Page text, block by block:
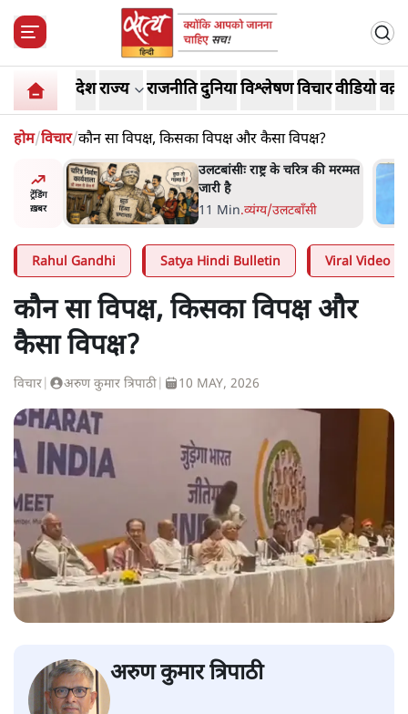
देशराज्य राजनीतिदुनियाविश्लेषणविचारवीडियो
होम/विचार/कौन सा विपक्ष, किसका विपक्ष और कैसा विपक्ष?
ट्रेंडिंग
ख़बर
पर
उलटबांसीः राष्ट्र के चरित्र की मरम्मत
जारी है
11 Min.व्यंग्य/उलटबाँसी
Rahul Gandhi Satya Hindi Bulletin Viral Video
कौन सा विपक्ष, किसका विपक्ष और
कैसा विपक्ष?
विचार अरुण कुमार त्रिपाठी 10 MAY, 2026
अरुण कुमार त्रिपाठी